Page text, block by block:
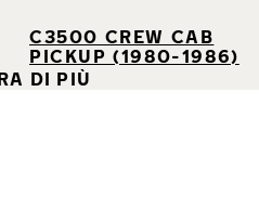
C3500 CREW CAB
PICKUP (1980-1986)
DI PIÙ